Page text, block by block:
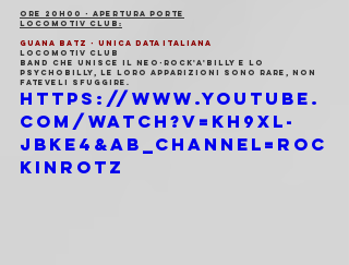
ORE 20H00 - APERTURA PORTE
LOCOMOTIV CLUB:
GUANA BATZ - unica data italiana
LOCOMOTIV CLUB
Band che unisce il neo-rock'a'billy e lo
psychobilly, le loro apparizioni sono rare, non
fateveli sfuggire.
https://www.youtube.
com/watch?v=kH9XL-
jBkE4&ab_channel=ROC
KINROTZ